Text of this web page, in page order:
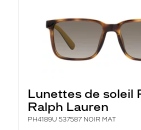
Lunettes de soleil
Ralph Lauren
PH4189U 537587 NOIR MAT